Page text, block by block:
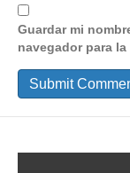
Guardar mi
navegador para